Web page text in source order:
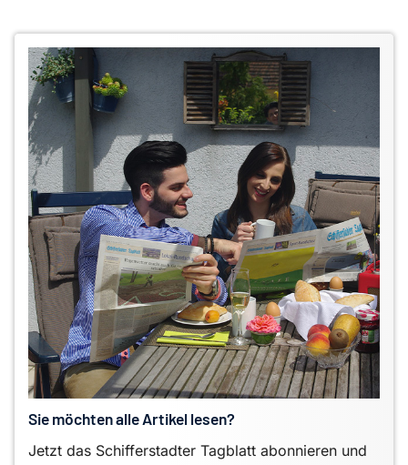
Sie möchten alle Artikel lesen?
Jetzt das Schifferstadter Tagblatt abonnieren und